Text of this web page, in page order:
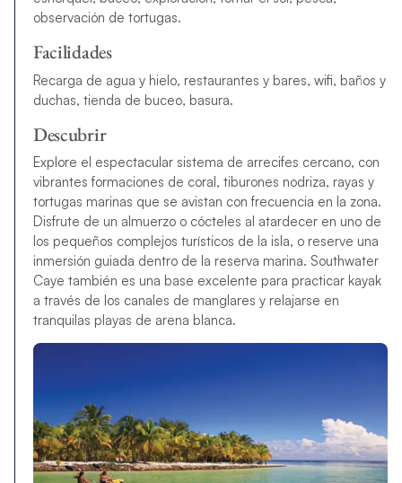
observación de tortugas.
Facilidades
Recarga de agua y hielo, restaurantes y bares, wifi, baños y
duchas, tienda de buceo, basura.
Descubrir
Explore el espectacular sistema de arrecifes cercano, con
vibrantes formaciones de coral, tiburones nodriza, rayas y
tortugas marinas que se avistan con frecuencia en la zona.
Disfrute de un almuerzo o cócteles al atardecer en uno de
los pequeños complejos turísticos de la isla, o reserve una
inmersión guiada dentro de la reserva marina. Southwater
Caye también es una base excelente para practicar kayak
a través de los canales de manglares y relajarse en
tranquilas playas de arena blanca.